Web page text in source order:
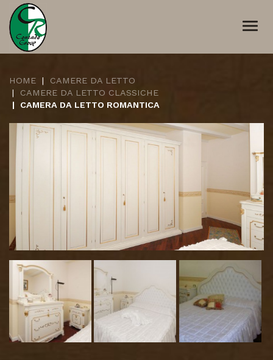
HOME
CAMERE DA LETTO
CAMERE DA LETTO CLASSICHE
CAMERA DA LETTO ROMANTICA